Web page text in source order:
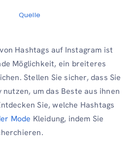
Quelle
Hashtags auf Instagram ist
Möglichkeit, ein breiteres
Stellen Sie sicher, dass Sie
um das Beste aus ihnen
Sie, welche Hashtags
Mode Kleidung, indem Sie